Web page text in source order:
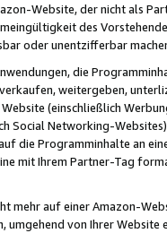
Website, der nicht als
des
oder unentzifferbar
die
weitergeben,
(einschließlich
Social Networking-
die Programminhalte an
mit Ihrem Partner-Tag
mehr auf einer Amazon-
umgehend von Ihrer